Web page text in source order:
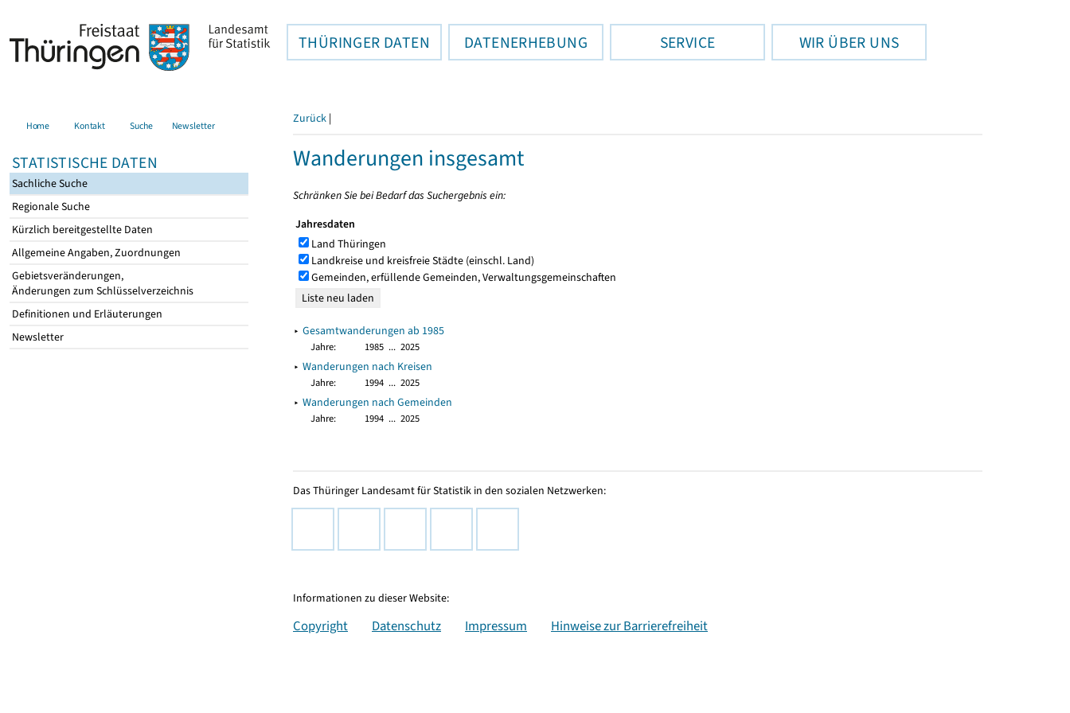
THÜRINGER DATEN DATENERHEBUNG SERVICE WIR ÜBER UNS
Home Kontakt Suche Newsletter
STATISTISCHE DATEN
Sachliche Suche
Regionale Suche
Kürzlich bereitgestellte Daten
Allgemeine Angaben, Zuordnungen
Gebietsveränderungen,
Änderungen zum Schlüsselverzeichnis
Definitionen und Erläuterungen
Newsletter
Zurück |
Wanderungen insgesamt
Schränken Sie bei Bedarf das Suchergebnis ein:
Jahresdaten
Land Thüringen
Landkreise und kreisfreie Städte (einschl. Land)
Gemeinden, erfüllende Gemeinden, Verwaltungsgemeinschaften
▸ Gesamtwanderungen ab 1985
Jahre: 1985 ... 2025
▸ Wanderungen nach Kreisen
Jahre: 1994 ... 2025
▸ Wanderungen nach Gemeinden
Jahre: 1994 ... 2025
Das Thüringer Landesamt für Statistik in den sozialen Netzwerken:
Informationen zu dieser Website:
Copyright Datenschutz Impressum Hinweise zur Barrierefreiheit